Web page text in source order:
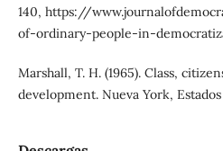
140, https://
of-ordinary-people-in-
Marshall, T. H. (1965). Class,
development. Nueva York,